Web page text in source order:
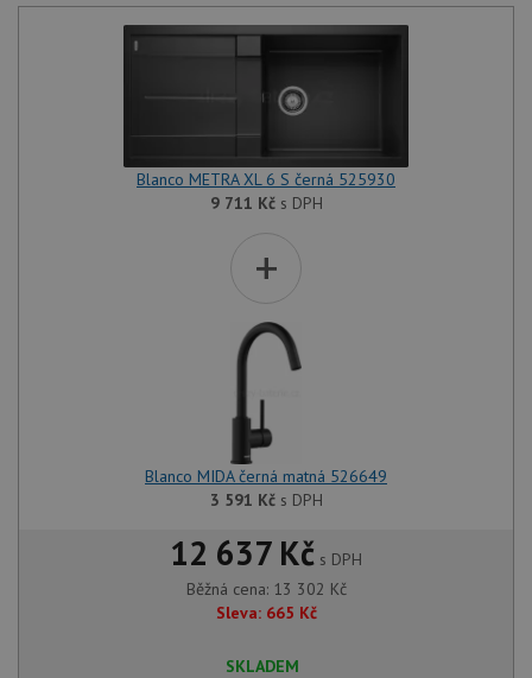
Blanco METRA XL 6 S černá 525930
9 711 Kčs DPH
+
Blanco MIDA černá matná 526649
3 591 Kčs DPH
12 637 Kč s DPH
Běžná cena: 13 302 Kč
Sleva: 665 Kč
SKLADEM